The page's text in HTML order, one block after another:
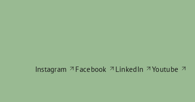
Instagram Facebook LinkedIn Youtube